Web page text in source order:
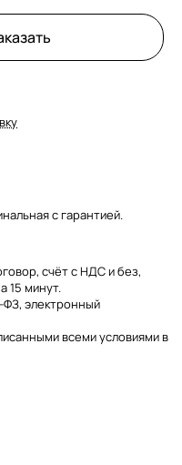
с гарантией.
счёт с НДС и без,
15 минут.
электронный
всеми условиями в